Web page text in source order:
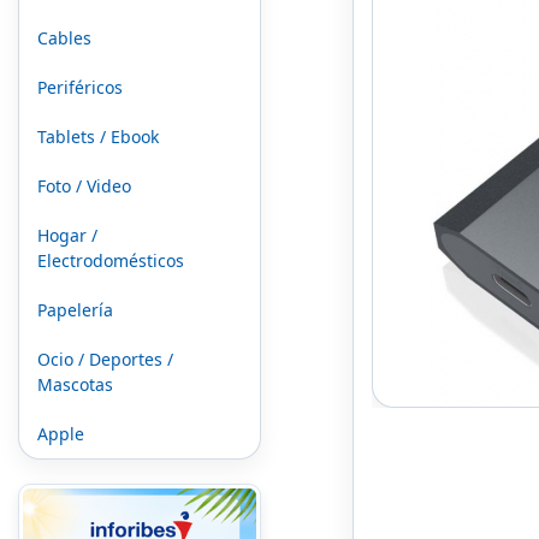
Cables
Periféricos
Tablets / Ebook
Foto / Video
Hogar /
Electrodomésticos
Papelería
Ocio / Deportes /
Mascotas
Apple